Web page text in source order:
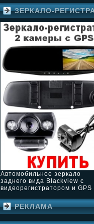
ЗЕРКАЛО-
Автомобильное зеркало
заднего вида Blackview с
видеорегистратором и GPS
РЕКЛАМА